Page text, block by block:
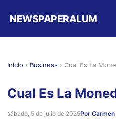
NEWSPAPERALUM
Inicio › Business › Cual Es La
Cual Es La
sábado, 5 de julio de 2025Por Carmen